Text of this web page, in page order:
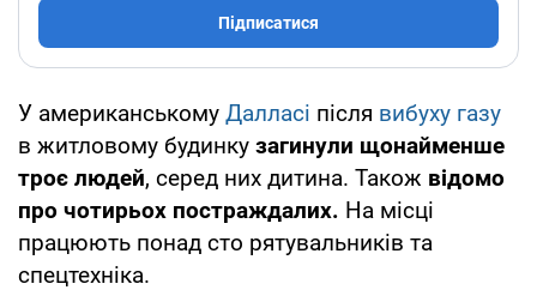
Підписатися
У американському Далласі після вибуху газу
в житловому будинку загинули щонайменше
троє людей, серед них дитина. Також відомо
про чотирьох постраждалих. На місці
працюють понад сто рятувальників та
спецтехніка.